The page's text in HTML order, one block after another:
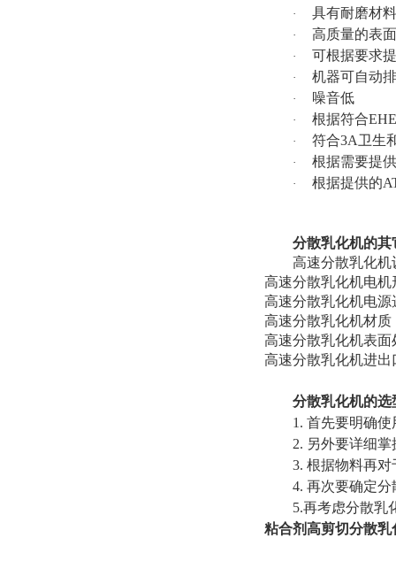
· 具有耐磨材
· 高质量的表
· 可根据要求
· 机器可自动
· 噪音低
· 根据符合
· 符合3A卫生
· 根据需要提
· 根据提供的
分散乳化机的其
高速分散乳化
高速分散乳化机电
高速分散乳化机电源
高速分散乳化机材质
高速分散乳化机表
高速分散乳化机进
分散乳化机的选
1. 首先要明确
2. 另外要详细
3. 根据物料再
4. 再次要确定
5.再考虑分散乳
粘合剂高剪切分散乳